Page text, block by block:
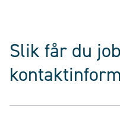
Slik får du